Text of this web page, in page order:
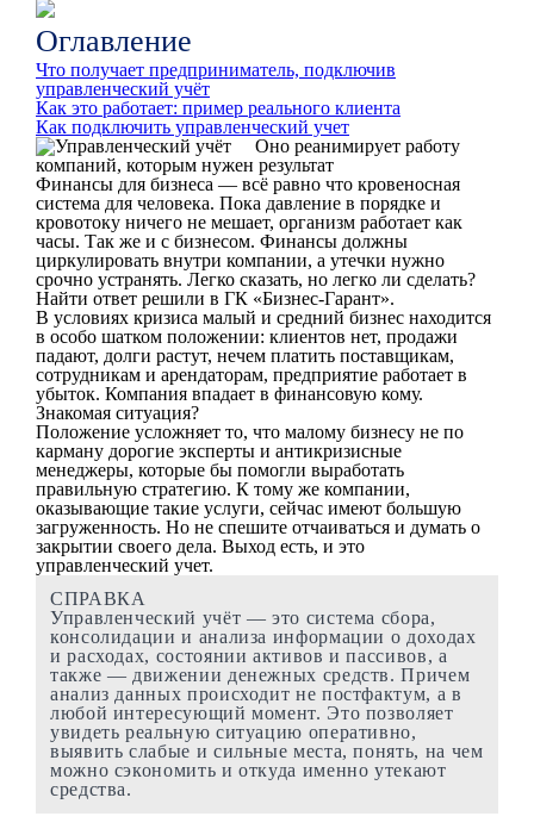
Оглавление
Что получает предприниматель, подключив
управленческий учёт
Как это работает: пример реального клиента
Как подключить управленческий учет
Оно реанимирует работу
компаний, которым нужен результат
Финансы для бизнеса — всё равно что кровеносная
система для человека. Пока давление в порядке и
кровотоку ничего не мешает, организм работает как
часы. Так же и с бизнесом. Финансы должны
циркулировать внутри компании, а утечки нужно
срочно устранять. Легко сказать, но легко ли сделать?
Найти ответ решили в ГК «Бизнес-Гарант».
В условиях кризиса малый и средний бизнес находится
в особо шатком положении: клиентов нет, продажи
падают, долги растут, нечем платить поставщикам,
сотрудникам и арендаторам, предприятие работает в
убыток. Компания впадает в финансовую кому.
Знакомая ситуация?
Положение усложняет то, что малому бизнесу не по
карману дорогие эксперты и антикризисные
менеджеры, которые бы помогли выработать
правильную стратегию. К тому же компании,
оказывающие такие услуги, сейчас имеют большую
загруженность. Но не спешите отчаиваться и думать о
закрытии своего дела. Выход есть, и это
управленческий учет.
СПРАВКА
Управленческий учёт — это система сбора,
консолидации и анализа информации о доходах
и расходах, состоянии активов и пассивов, а
также — движении денежных средств. Причем
анализ данных происходит не постфактум, а в
любой интересующий момент. Это позволяет
увидеть реальную ситуацию оперативно,
выявить слабые и сильные места, понять, на чем
можно сэкономить и откуда именно утекают
средства.